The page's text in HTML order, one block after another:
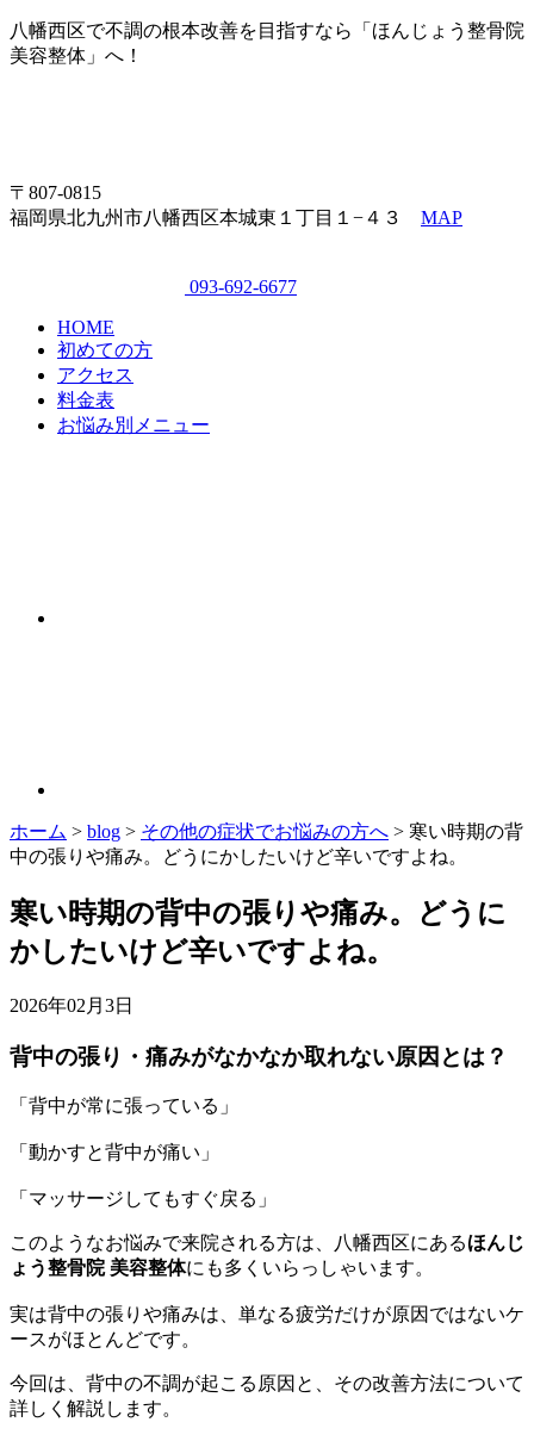
八幡西区で不調の根本改善を目指すなら「ほんじょう整骨院
美容整体」へ！
〒807-0815
福岡県北九州市八幡西区本城東１丁目１−４３ MAP
093-692-6677
HOME
初めての方
アクセス
料金表
お悩み別メニュー
ホーム > blog > その他の症状でお悩みの方へ > 寒い時期の背
中の張りや痛み。どうにかしたいけど辛いですよね。
寒い時期の背中の張りや痛み。どうに
かしたいけど辛いですよね。
2026年02月3日
背中の張り・痛みがなかなか取れない原因とは？
「背中が常に張っている」
「動かすと背中が痛い」
「マッサージしてもすぐ戻る」
このようなお悩みで来院される方は、八幡西区にあるほんじ
ょう整骨院 美容整体にも多くいらっしゃいます。
実は背中の張りや痛みは、単なる疲労だけが原因ではないケ
ースがほとんどです。
今回は、背中の不調が起こる原因と、その改善方法について
詳しく解説します。